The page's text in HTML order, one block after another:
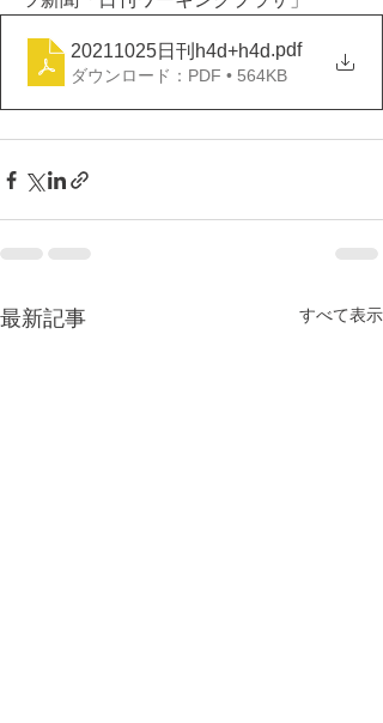
20211025日刊h4d+h4d.pdf
ダウンロード：PDF • 564KB
最新記事 すべて表示